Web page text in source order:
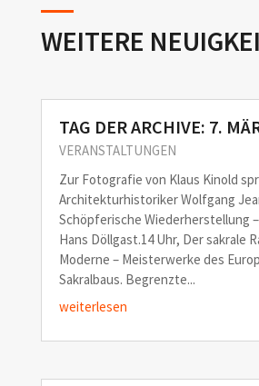
WEITERE
TAG DER ARCHIVE: 7.
VERANSTALTUNGEN
Zur Fotografie von Klaus Kinold
Architekturhistoriker Wolfgang
Schöpferische Wiederherstellung
Hans Döllgast.14 Uhr, Der sakrale
Moderne – Meisterwerke des
Sakralbaus. Begrenzte...
weiterlesen